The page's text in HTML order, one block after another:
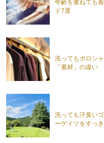
年齢を重ねても
ド7選
洗ってもポロシ
「素材」の違い
洗っても汗臭い
ーゲイツをすっ